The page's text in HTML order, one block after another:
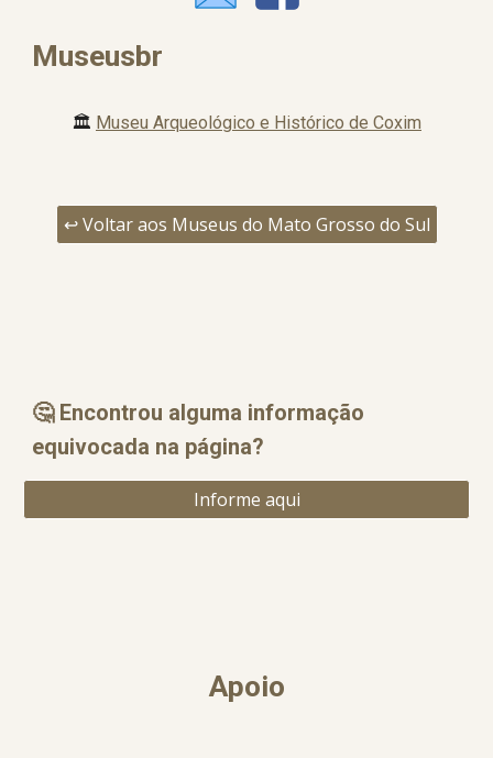
Museusbr
🏛️ Museu Arqueológico e Histórico de Coxim
↩️ Voltar aos Museus do Mato Grosso do Sul
🤔 Encontrou alguma informação
equivocada na página?
Informe aqui
Apoio